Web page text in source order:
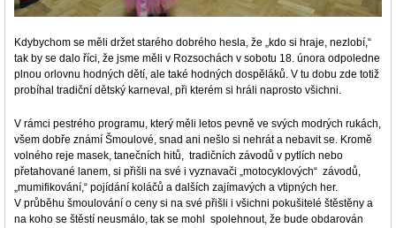
Kdybychom se měli držet starého dobrého hesla, že „kdo si hraje, nezlobí,“
tak by se dalo říci, že jsme měli v Rozsochách v sobotu 18. února odpoledne
plnou orlovnu hodných dětí, ale také hodných dospěláků. V tu dobu zde totiž
probíhal tradiční dětský karneval, při kterém si hráli naprosto všichni.
V rámci pestrého programu, který měli letos pevně ve svých modrých rukách,
všem dobře známí Šmoulové, snad ani nešlo si nehrát a nebavit se. Kromě
volného reje masek, tanečních hitů, tradičních závodů v pytlích nebo
přetahované lanem, si přišli na své i vyznavači „motocyklových“ závodů,
„mumifikování,“ pojídání koláčů a dalších zajímavých a vtipných her.
V průběhu šmoulování o ceny si na své přišli i všichni pokušitelé štěstěny a
na koho se štěstí neusmálo, tak se mohl spolehnout, že bude obdarován